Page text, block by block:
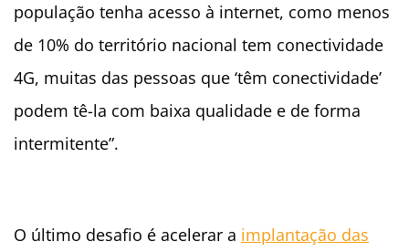
população tenha acesso à internet, como menos
de 10% do território nacional tem conectividade
4G, muitas das pessoas que ‘têm conectividade’
podem tê-la com baixa qualidade e de forma
intermitente”.
O último desafio é acelerar a implantação das